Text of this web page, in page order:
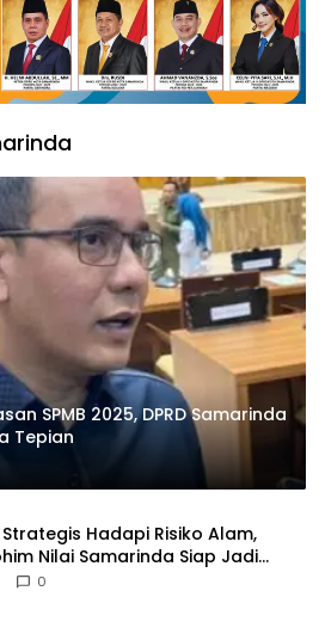
SPMB 2025, DPRD Samarinda
Tepian
Hadapi Risiko Alam,
Nilai Samarinda Siap Jadi
Bencana Kalimantan
0